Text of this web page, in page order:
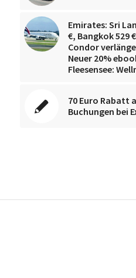
Emirates: Sri
€, Bangkok 529
Condor
Neuer 20%
Fleesensee:
70 Euro Rabatt
Buchungen bei